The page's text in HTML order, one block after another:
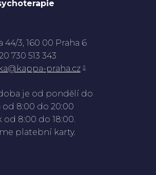
44/3, 160 00 Praha 6
730 513 343
praha.cz
je od pondělí do
8:00 do 20:00
od 8:00 do 18:00.
platební karty.